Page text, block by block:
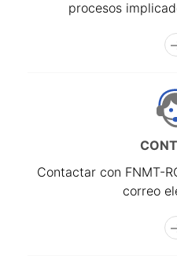
procesos
Contactar con FNMT-
correo